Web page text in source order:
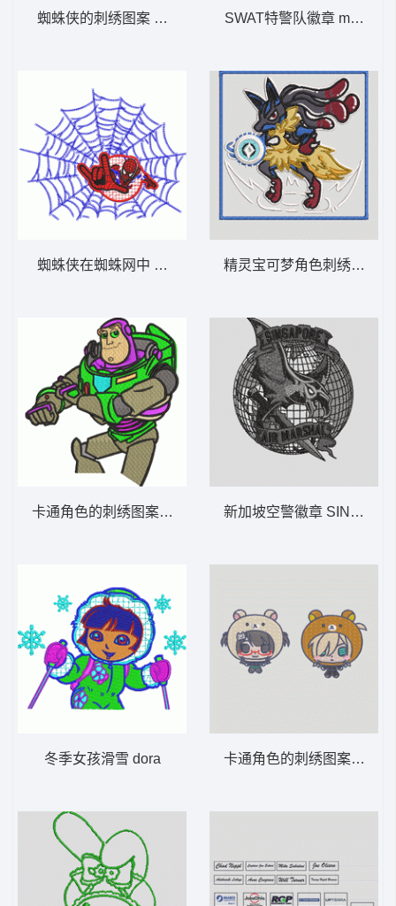
蜘蛛侠的刺绣图案 蜘蛛侠
蜘蛛侠在蜘蛛网中 蜘蛛侠
卡通角色的刺绣图案 巴斯
冬季女孩滑雪 dora
SWAT特警队徽章 m0102
新加坡空警徽章
卡通角色的刺绣图案 卡通